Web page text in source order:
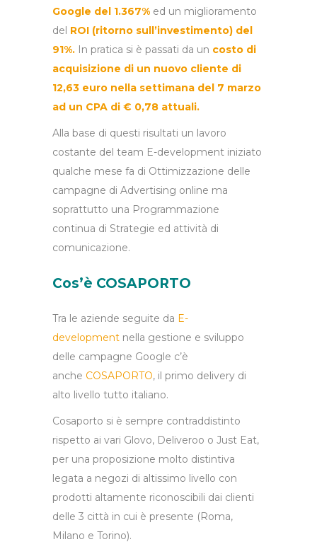
Google del 1.367% ed un miglioramento
del ROI (ritorno sull’investimento) del
91%. In pratica si è passati da un costo di
acquisizione di un nuovo cliente di
12,63 euro nella settimana del 7 marzo
ad un CPA di € 0,78 attuali.
Alla base di questi risultati un lavoro
costante del team E-development iniziato
qualche mese fa di Ottimizzazione delle
campagne di Advertising online ma
soprattutto una Programmazione
continua di Strategie ed attività di
comunicazione.
Cos’è COSAPORTO
Tra le aziende seguite da E-
development nella gestione e sviluppo
delle campagne Google c’è
anche COSAPORTO, il primo delivery di
alto livello tutto italiano.
Cosaporto si è sempre contraddistinto
rispetto ai vari Glovo, Deliveroo o Just Eat,
per una proposizione molto distintiva
legata a negozi di altissimo livello con
prodotti altamente riconoscibili dai clienti
delle 3 città in cui è presente (Roma,
Milano e Torino).